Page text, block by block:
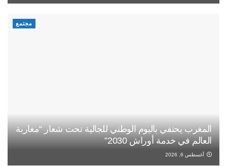
مجتمع
المغرب يحتفي باليوم الوطني للجالية تحت شعار “مغاربة
العالم في خدمة أوراش 2030”
أغسطس 6, 2026